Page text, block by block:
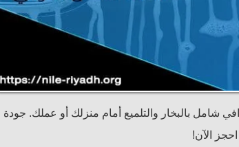
بالبخار والتلميع أمام منزلك أو عملك. جودة
الآن!